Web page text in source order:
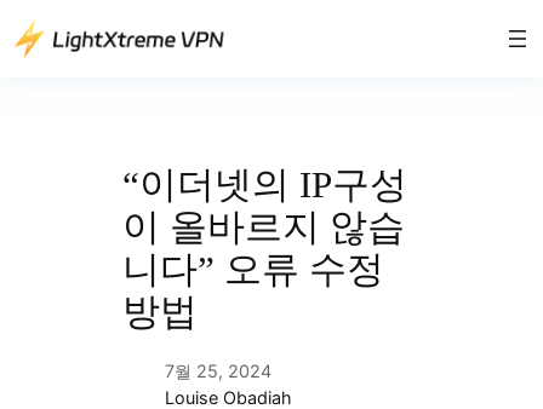
텐
“이더넷의 IP구성
이 올바르지 않습
니다” 오류 수정
방법
7월 25, 2024
Louise Obadiah